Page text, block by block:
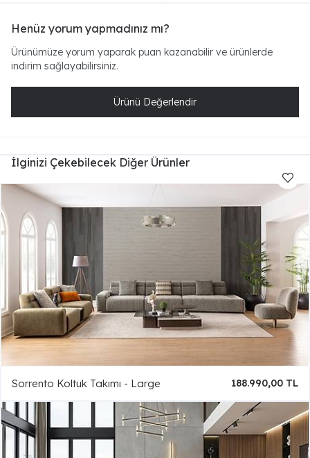
Henüz yorum yapmadınız mı?
Ürünümüze yorum yaparak puan kazanabilir ve ürünlerde
indirim sağlayabilirsiniz.
Ürünü Değerlendir
İlginizi Çekebilecek Diğer Ürünler
Sorrento Koltuk Takımı - Large 188.990,00 TL